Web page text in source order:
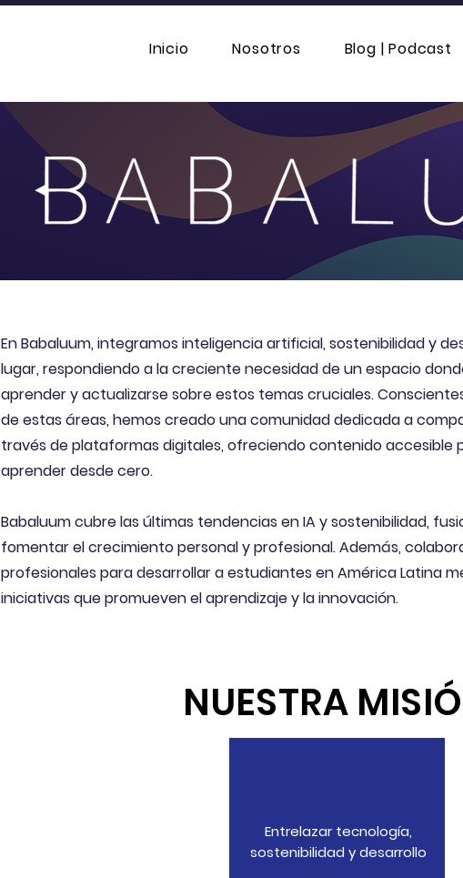
Inicio Nosotros Blog | Podcast
En Babaluum, integramos inteligencia artificial, sostenibilidad y
lugar, respondiendo a la creciente necesidad de un espacio
aprender y actualizarse sobre estos temas cruciales.
de estas áreas, hemos creado una comunidad dedicada a
través de plataformas digitales, ofreciendo contenido accesible
aprender desde cero.
Babaluum cubre las últimas tendencias en IA y sostenibilidad,
fomentar el crecimiento personal y profesional. Además,
profesionales para desarrollar a estudiantes en América Latina
iniciativas que promueven el aprendizaje y la innovación.
NUESTRA
Entrelazar tecnología,
sostenibilidad y desarrollo